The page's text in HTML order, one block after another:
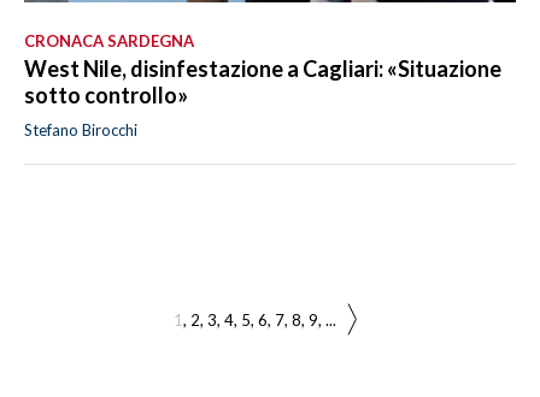
CRONACA SARDEGNA
West Nile, disinfestazione a Cagliari: «Situazione
sotto controllo»
Stefano Birocchi
1 2 3 4 5 6 7 8 9 ...